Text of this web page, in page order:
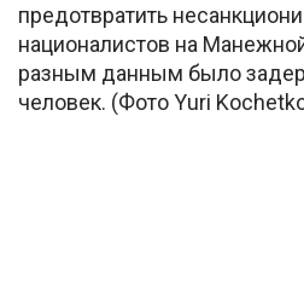
предотвратить
националистов на
разным данным было
человек. (Фото Yuri